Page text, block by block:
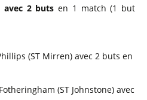
avec 2 buts en 1 match (1 but
(ST Mirren) avec 2 buts en
(ST Johnstone) avec